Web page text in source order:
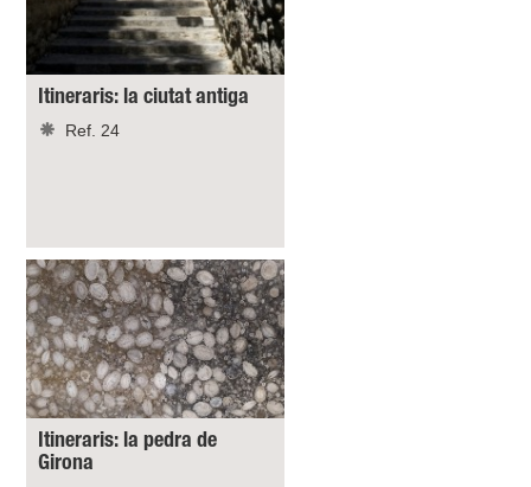
Itineraris: la ciutat antiga
Ref. 24
Itineraris: la pedra de
Girona